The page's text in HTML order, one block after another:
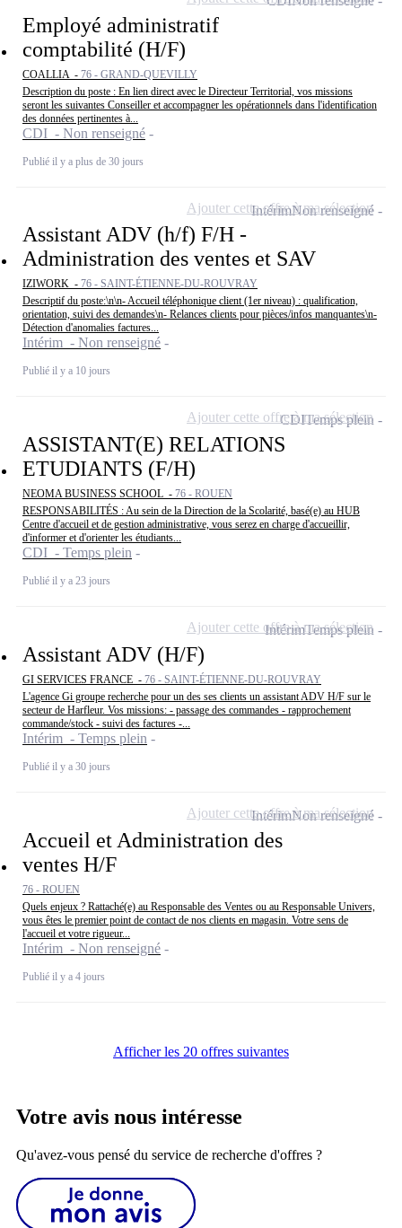
Employé administratif
comptabilité (H/F)
COALLIA - 76 - GRAND-QUEVILLY
Description du poste : En lien direct avec le Directeur Territorial, vos missions
seront les suivantes Conseiller et accompagner les opérationnels dans l'identification
des données pertinentes à...
CDI - Non renseigné
Publié il y a plus de 30 jours
Assistant ADV (h/f) F/H -
Administration des ventes et SAV
IZIWORK - 76 - SAINT-ÉTIENNE-DU-ROUVRAY
Descriptif du poste:\n\n- Accueil téléphonique client (1er niveau) : qualification,
orientation, suivi des demandes\n- Relances clients pour pièces/infos manquantes\n-
Détection d'anomalies factures...
Intérim - Non renseigné
Publié il y a 10 jours
IntérimNon renseigné
Ajouter cette offre à ma sélection
ASSISTANT(E) RELATIONS
ETUDIANTS (F/H)
NEOMA BUSINESS SCHOOL - 76 - ROUEN
RESPONSABILITÉS : Au sein de la Direction de la Scolarité, basé(e) au HUB
Centre d'accueil et de gestion administrative, vous serez en charge d'accueillir,
d'informer et d'orienter les étudiants...
CDI - Temps plein
Publié il y a 23 jours
CDITemps plein
Ajouter cette offre à ma sélection
Assistant ADV (H/F)
GI SERVICES FRANCE - 76 - SAINT-ÉTIENNE-DU-ROUVRAY
L'agence Gi groupe recherche pour un des ses clients un assistant ADV H/F sur le
secteur de Harfleur. Vos missions: - passage des commandes - rapprochement
commande/stock - suivi des factures -...
Intérim - Temps plein
Publié il y a 30 jours
IntérimTemps plein
Ajouter cette offre à ma sélection
Accueil et Administration des
ventes H/F
76 - ROUEN
Quels enjeux ? Rattaché(e) au Responsable des Ventes ou au Responsable Univers,
vous êtes le premier point de contact de nos clients en magasin. Votre sens de
l'accueil et votre rigueur...
Intérim - Non renseigné
Publié il y a 4 jours
IntérimNon renseigné
Ajouter cette offre à ma sélection
Afficher les 20 offres suivantes
Votre avis nous intéresse
Qu'avez-vous pensé du service de recherche d'offres ?